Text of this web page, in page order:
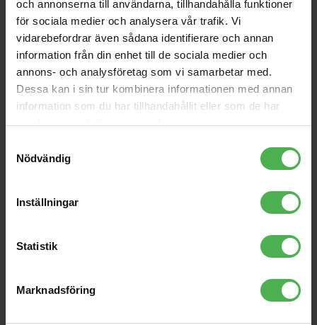
och annonserna till användarna, tillhandahålla funktioner
för sociala medier och analysera vår trafik. Vi
vidarebefordrar även sådana identifierare och annan
information från din enhet till de sociala medier och
annons- och analysföretag som vi samarbetar med.
Dessa kan i sin tur kombinera informationen med annan
information som du har tillhandahållit eller som de har
samlat in när du har använt deras tjänster.
Nödvändig
Inställningar
Statistik
Marknadsföring
Andra som handlade Lonsdale London Birma Hooded Zip XL
köpte även
EL34B
695 kr
CSS-802
860 kr
128GB USB 3.2 Gen 1
DataTraveler Exodia S
LSR305P MkII
Shape 65
1x3.5mm Ma > 1x3.5mm
49 kr
209 kr